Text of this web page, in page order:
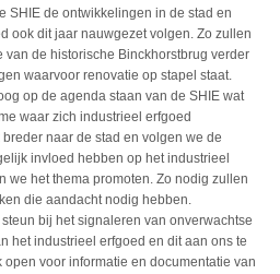
SHIE de ontwikkelingen in de stad en
ook dit jaar nauwgezet volgen. Zo zullen
de historische Binckhorstbrug verder
waarvoor renovatie op stapel staat.
op de agenda staan van de SHIE wat
waar zich industrieel erfgoed
naar de stad en volgen we de
invloed hebben op het industrieel
we het thema promoten. Zo nodig zullen
die aandacht nodig hebben.
bij het signaleren van onverwachtse
het industrieel erfgoed en dit aan ons te
voor informatie en documentatie van